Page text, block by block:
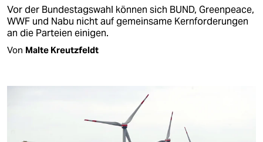
Vor der Bundestagswahl können sich BUND, Greenpeace,
WWF und Nabu nicht auf gemeinsame Kernforderungen
an die Parteien einigen.
Von Malte Kreutzfeldt